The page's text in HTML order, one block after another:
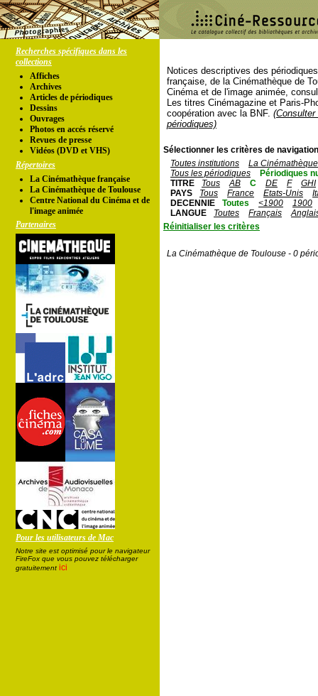
Recherches spécifiques dans les
collections
Affiches
Archives
Articles de périodiques
Dessins
Ouvrages
Photos en accés réservé
Revues de presse
Vidéos (DVD et VHS)
Répertoires
La Cinémathèque française
La Cinémathèque de Toulouse
Centre National du Cinéma et de
l'image animée
Partenaires
Pour les utilisateurs de Mac
Notre site est optimisé pour le navigateur
FireFox que vous pouvez télécharger
gratuitement ici
Notices descriptives des
française, de la Cinémathèque de
Cinéma et de l'image animée,
Les titres Cinémagazine et Paris-
coopération avec la BNF.
périodiques)
Sélectionner les critères de
Toutes institutions
La
Tous les périodiques
Périodiques
TITRE
Tous AB C DE F
GHI
PAYS
Tous France Etats-Unis
DECENNIE
Toutes <1900
1900
LANGUE
Toutes Français
Réinitialiser les critères
La Cinémathèque de Toulouse - 0